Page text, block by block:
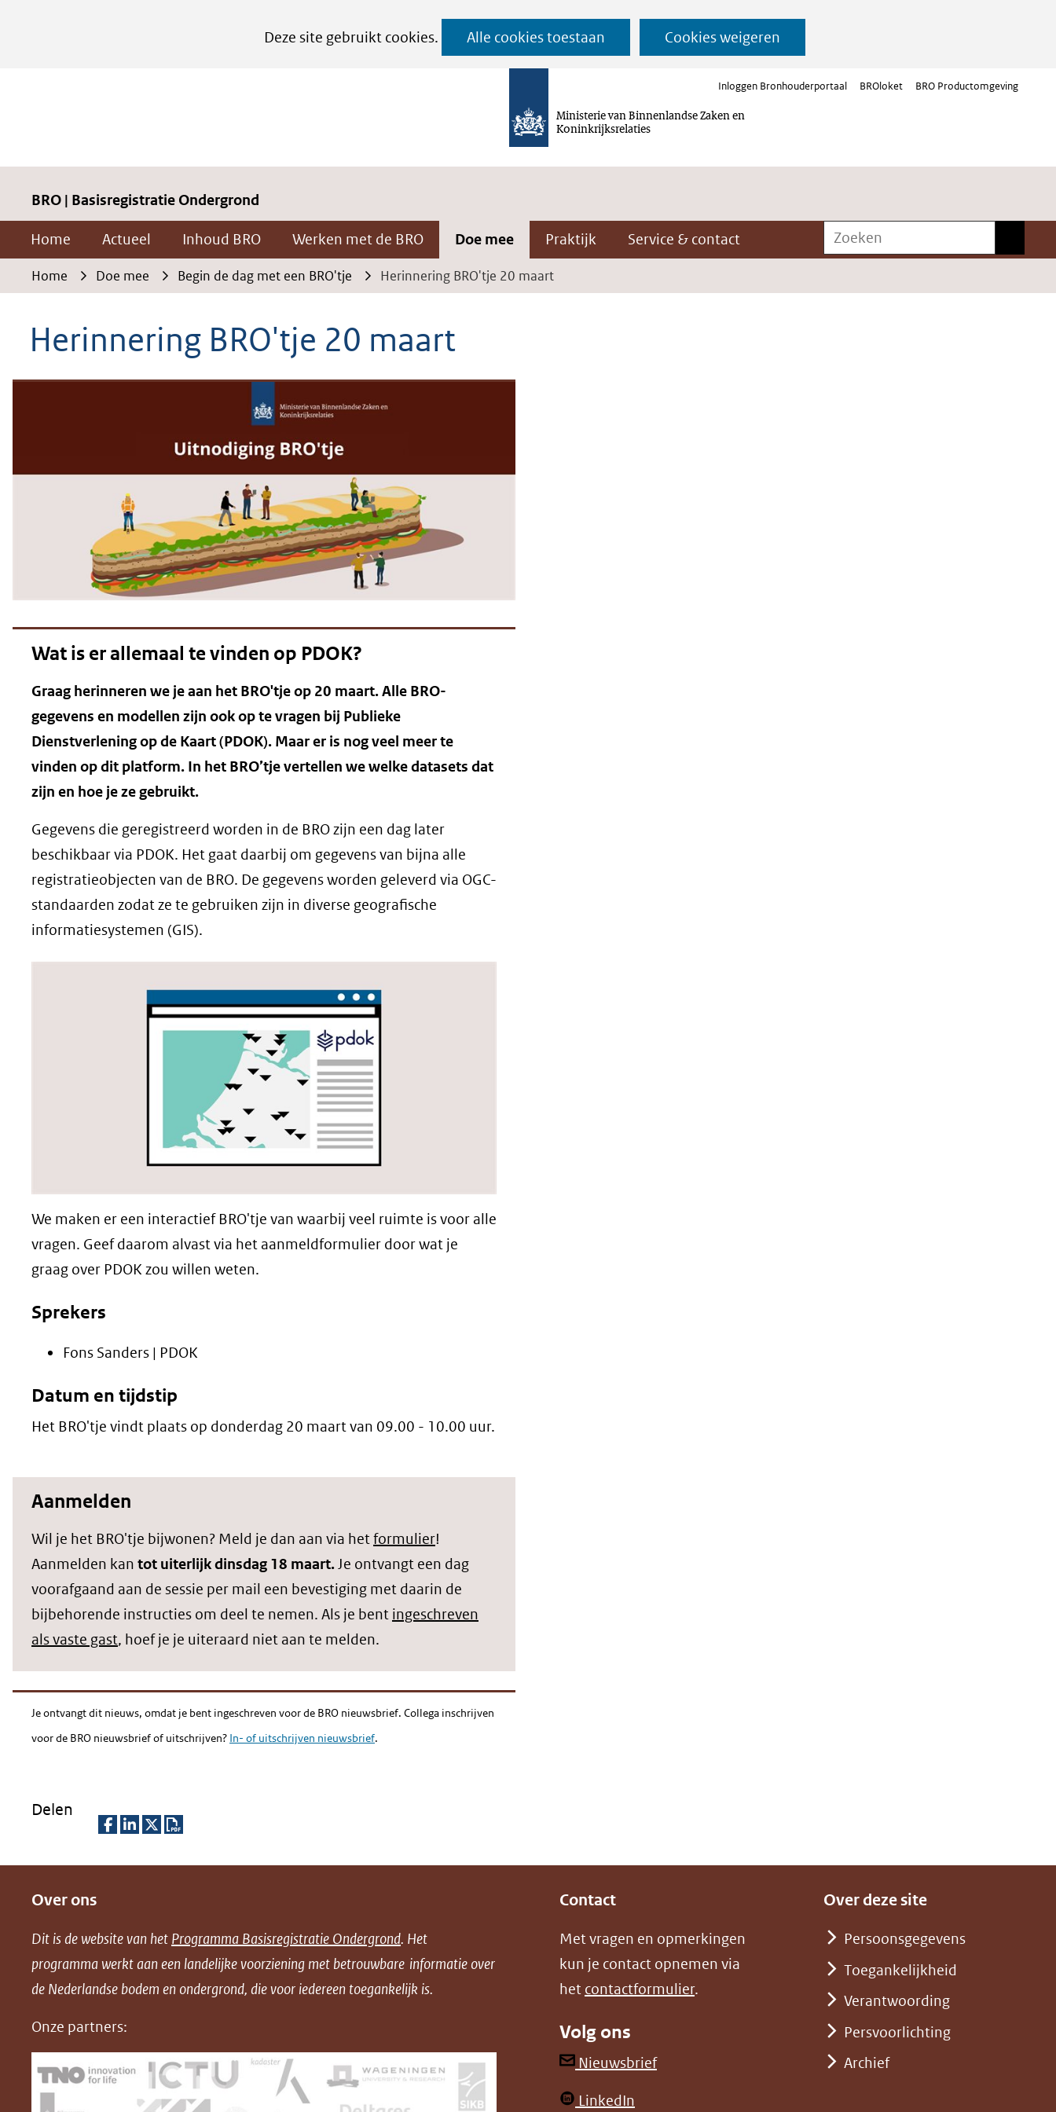
Deze site gebruikt cookies.
van
cookies
op
deze
website
worden
Alle cookies toestaan Cookies weigeren
Ga
naar
de
Ministerie van Binnenlandse Zaken en
Koninkrijksrelaties
Inloggen Bronhouderportaal BROloket BRO Productomgeving
BRO | Basisregistratie Ondergrond
Home Actueel Inhoud BRO Werken met de BRO Doe mee Praktijk Service & contact Zoeken
Home Doe mee Begin de dag met een BRO'tje Herinnering BRO'tje 20 maart
Herinnering BRO'tje 20 maart
Wat is er allemaal te vinden op PDOK?
Graag herinneren we je aan het BRO'tje op 20 maart. Alle BRO-
gegevens en modellen zijn ook op te vragen bij Publieke
Dienstverlening op de Kaart (PDOK). Maar er is nog veel meer te
vinden op dit platform. In het BRO’tje vertellen we welke datasets dat
zijn en hoe je ze gebruikt.
Gegevens die geregistreerd worden in de BRO zijn een dag later
beschikbaar via PDOK. Het gaat daarbij om gegevens van bijna alle
registratieobjecten van de BRO. De gegevens worden geleverd via OGC-
standaarden zodat ze te gebruiken zijn in diverse geografische
informatiesystemen (GIS).
We maken er een interactief BRO'tje van waarbij veel ruimte is voor alle
vragen. Geef daarom alvast via het aanmeldformulier door wat je
graag over PDOK zou willen weten.
Sprekers
Fons Sanders | PDOK
Datum en tijdstip
Het BRO'tje vindt plaats op donderdag 20 maart van 09.00 - 10.00 uur.
Aanmelden
Wil je het BRO'tje bijwonen? Meld je dan aan via hetformulier!
Aanmelden kan tot uiterlijk dinsdag 18 maart.Je ontvangt een dag
voorafgaand aan de sessie per mail een bevestiging met daarin de
bijbehorende instructies om deel te nemen. Als je bent ingeschreven
als vaste gast, hoef je je uiteraard niet aan te melden.
Je ontvangt dit nieuws, omdat je bent ingeschreven voor de BRO nieuwsbrief. Collega inschrijven
voor de BRO nieuwsbrief of uitschrijven? In- of uitschrijven nieuwsbrief.
Delen
n
o
p
c
e
n
o
p
n
n
o
p
in
nieuw
l
o
a
D
F
Over ons
Dit is de website van het Programma Basisregistratie Ondergrond. Het
programma werkt aan een landelijke voorziening met betrouwbare informatie over
de Nederlandse bodem en ondergrond, die voor iedereen toegankelijk is.
Onze partners:
Contact
Met vragen en opmerkingen
kun je contact opnemen via
het contactformulier.
Volg ons
Nieuwsbrief(opent
LinkedIn
Over deze site
Persoonsgegevens
Toegankelijkheid
Verantwoording
Persvoorlichting
Archief